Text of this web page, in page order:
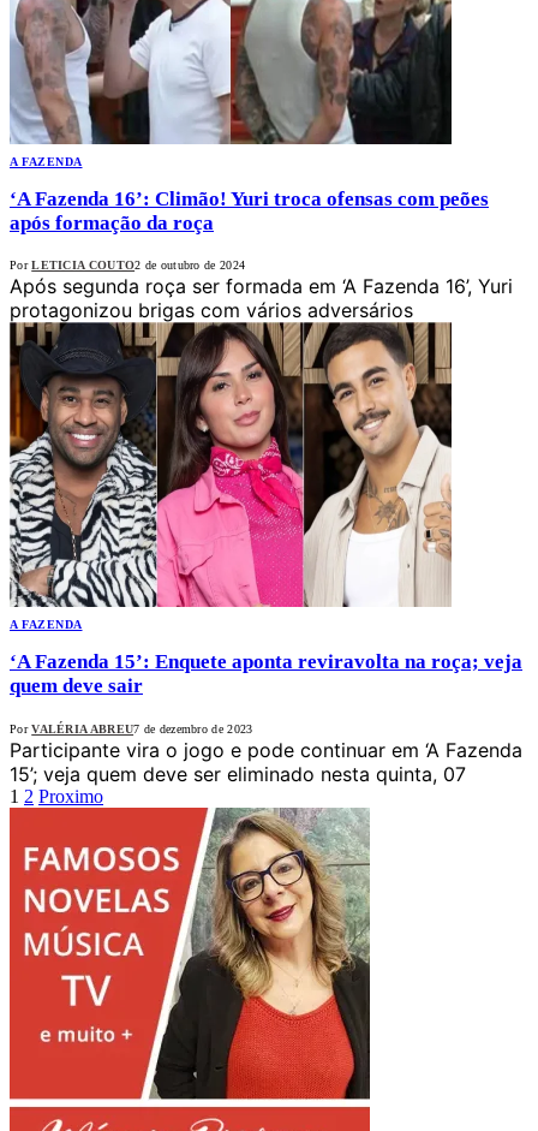
A FAZENDA
‘A Fazenda 16’: Climão! Yuri troca ofensas com peões
após formação da roça
Por LETICIA COUTO2 de outubro de 2024
Após segunda roça ser formada em ‘A Fazenda 16’, Yuri
protagonizou brigas com vários adversários
A FAZENDA
‘A Fazenda 15’: Enquete aponta reviravolta na roça; veja
quem deve sair
Por VALÉRIA ABREU7 de dezembro de 2023
Participante vira o jogo e pode continuar em ‘A Fazenda
15’; veja quem deve ser eliminado nesta quinta, 07
1 2 Proximo